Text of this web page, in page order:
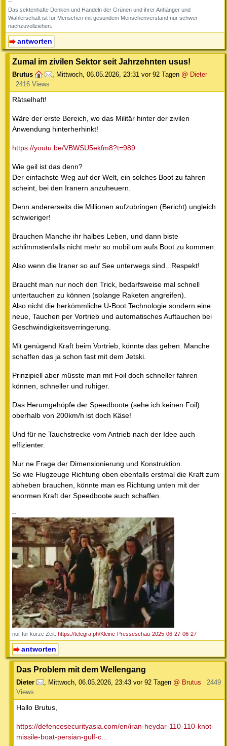
--
Das sektenhafte Denken und Handeln der Grünen und ihrer Anhänger und
Wählerschaft ist für Menschen mit gesundem Menschenverstand nur schwer
nachzuvollziehen.
antworten
Zumal im zivilen Sektor seit Jahrzehnten usus!
Brutus , Mittwoch, 06.05.2026, 23:31 vor 92 Tagen @ Dieter
2416 Views
Rätselhaft!
Wäre der erste Bereich, wo das Militär hinter der zivilen
Anwendung hinterherhinkt!
https://youtu.be/VBWSU5ekfm8?t=989
Wie geil ist das denn?
Der einfachste Weg auf der Welt, ein solches Boot zu fahren
scheint, bei den Iranern anzuheuern.
Denn andererseits die Millionen aufzubringen (Bericht) ungleich
schwieriger!
Brauchen Manche ihr halbes Leben, und dann biste
schlimmstenfalls nicht mehr so mobil um aufs Boot zu kommen.
Also wenn die Iraner so auf See unterwegs sind...Respekt!
Braucht man nur noch den Trick, bedarfsweise mal schnell
untertauchen zu können (solange Raketen angreifen).
Also nicht die herkömmliche U-Boot Technologie sondern eine
neue, Tauchen per Vortrieb und automatisches Auftauchen bei
Geschwindigkeitsverringerung.
Mit genügend Kraft beim Vortrieb, könnte das gehen. Manche
schaffen das ja schon fast mit dem Jetski.
Prinzipiell aber müsste man mit Foil doch schneller fahren
können, schneller und ruhiger.
Das Herumgehöpfe der Speedboote (sehe ich keinen Foil)
oberhalb von 200km/h ist doch Käse!
Und für ne Tauchstrecke vom Antrieb nach der Idee auch
effizienter.
Nur ne Frage der Dimensionierung und Konstruktion.
So wie Flugzeuge Richtung oben ebenfalls erstmal die Kraft zum
abheben brauchen, könnte man es Richtung unten mit der
enormen Kraft der Speedboote auch schaffen.
--
nur für kurze Zeit: https://telegra.ph/Kleine-Presseschau-2025-06-27-06-27
antworten
Das Problem mit dem Wellengang
Dieter , Mittwoch, 06.05.2026, 23:43 vor 92 Tagen @ Brutus
2449
Views
Hallo Brutus,
https://defencesecurityasia.com/en/iran-heydar-110-110-knot-
missile-boat-persian-gulf-c...